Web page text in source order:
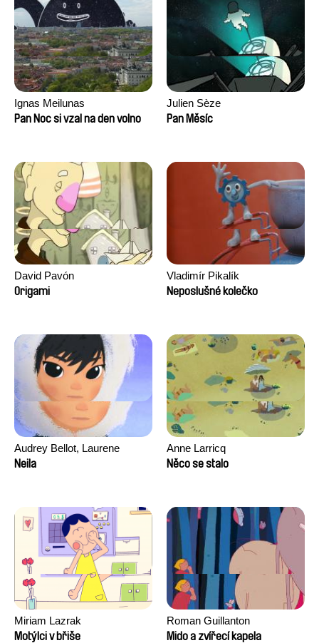
Ignas Meilunas
Pan Noc si vzal na den volno
Julien Sèze
Pan Měsíc
David Pavón
Origami
Vladimír Pikalík
Neposlušné kolečko
Audrey Bellot, Laurene
Desoutter, Amandine
David Tabar, Guillaume
Vezzoli, Eline Zhang
Neila
Anne Larricq
Něco se stalo
Miriam Lazrak
Motýlci v břiše
Roman Guillanton
Mido a zvířecí kapela